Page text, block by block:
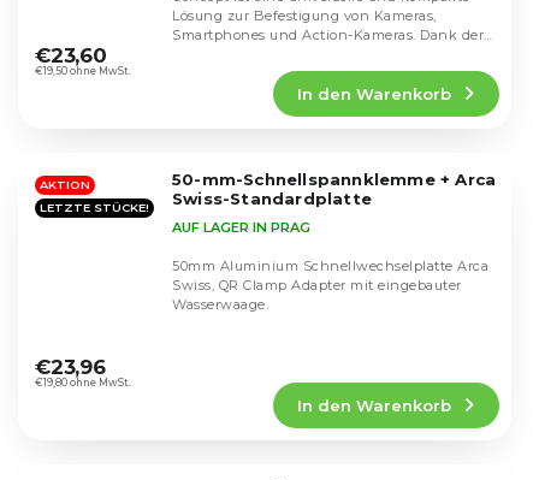
durchschnittliche
Produktbewertung
Sternen.
€19,50 ohne MwSt.
€23,60
In den Warenkorb
Lösung zur Befestigung von Kameras,
Smartphones und Action-Kameras. Dank der
AKTION
LETZTE STÜCKE!
50-mm-Schnellspannklemme + Arca
Swiss-Standardplatte
durchschnittliche
Produktbewertung
AUF LAGER IN PRAG
€19,80 ohne MwSt.
€23,96
In den Warenkorb
50mm Aluminium Schnellwechselplatte Arca
Swiss, QR Clamp Adapter mit eingebauter
Wasserwaage.